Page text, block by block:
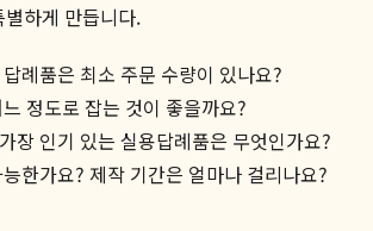
별하게 만듭니다.
례품은 최소 주문 수량이 있나요?
정도로 잡는 것이 좋을까요?
장 인기 있는 실용답례품은 무엇인가요?
한가요? 제작 기간은 얼마나 걸리나요?